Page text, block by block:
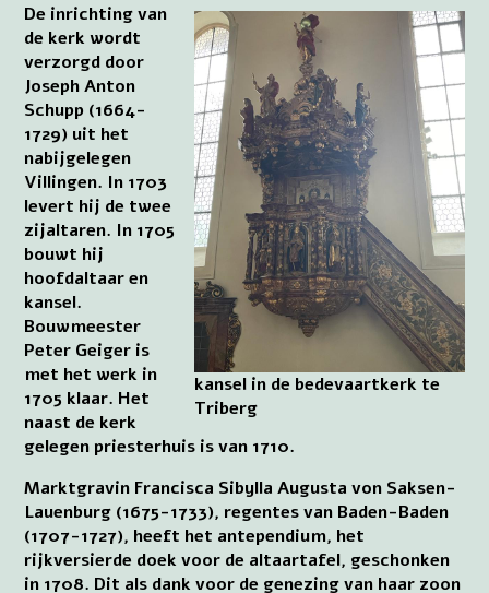
kansel in de bedevaartkerk te
Triberg
De inrichting van
de kerk wordt
verzorgd door
Joseph Anton
Schupp (1664-
1729) uit het
nabijgelegen
Villingen. In 1703
levert hij de twee
zijaltaren. In 1705
bouwt hij
hoofdaltaar en
kansel.
Bouwmeester
Peter Geiger is
met het werk in
1705 klaar. Het
naast de kerk
gelegen priesterhuis is van 1710.
Marktgravin Francisca Sibylla Augusta von Saksen-
Lauenburg (1675-1733), regentes van Baden-Baden
(1707-1727), heeft het antependium, het
rijkversierde doek voor de altaartafel, geschonken
in 1708. Dit als dank voor de genezing van haar zoon